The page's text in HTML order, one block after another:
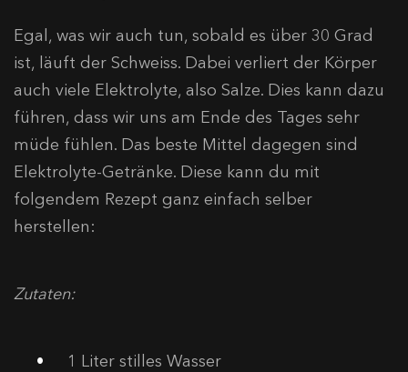
Egal, was wir auch tun, sobald es über 30 Grad
ist, läuft der Schweiss. Dabei verliert der Körper
auch viele Elektrolyte, also Salze. Dies kann dazu
führen, dass wir uns am Ende des Tages sehr
müde fühlen. Das beste Mittel dagegen sind
Elektrolyte-Getränke. Diese kann du mit
folgendem Rezept ganz einfach selber
herstellen:
Zutaten:
1 Liter stilles Wasser